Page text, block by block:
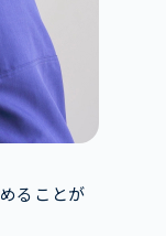
ることが